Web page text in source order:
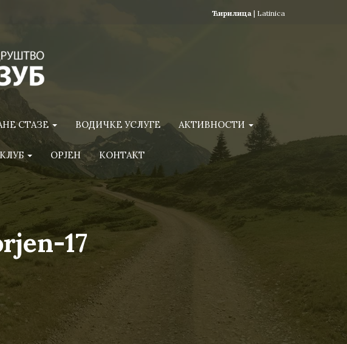
Ћирилица | Latinica
СТАЗЕ ВОДИЧКЕ УСЛУГЕ АКТИВНОСТИ
ОРЈЕН КОНТАКТ
17